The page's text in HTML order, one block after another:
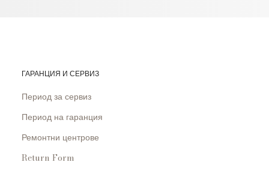
ГАРАНЦИЯ И СЕРВИЗ
Период за сервиз
Период на гаранция
Ремонтни центрове
Return Form